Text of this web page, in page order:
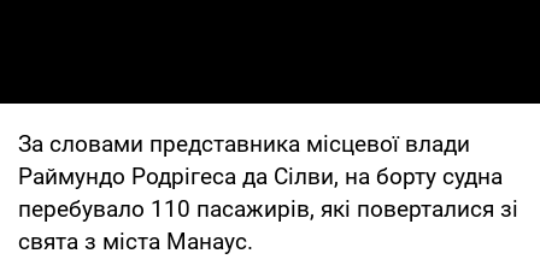
За словами представника місцевої влади
Раймундо Родрігеса да Сілви, на борту судна
перебувало 110 пасажирів, які поверталися зі
свята з міста Манаус.